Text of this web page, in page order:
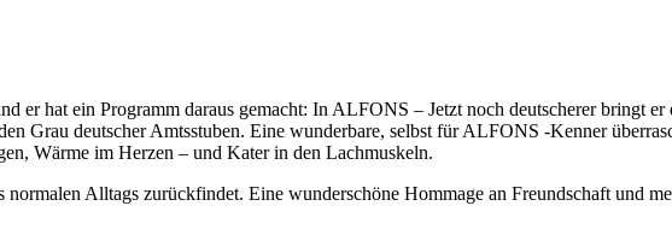
er hat ein Programm daraus gemacht: In ALFONS – Jetzt noch deutscherer bringt
Grau deutscher Amtsstuben. Eine wunderbare, selbst für ALFONS -Kenner
Wärme im Herzen – und Kater in den Lachmuskeln.
Alltags zurückfindet. Eine wunderschöne Hommage an Freundschaft und